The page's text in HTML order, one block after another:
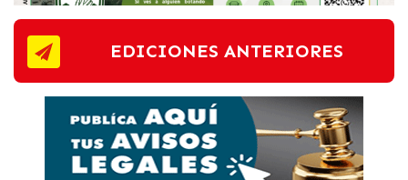
EDICIONES ANTERIORES